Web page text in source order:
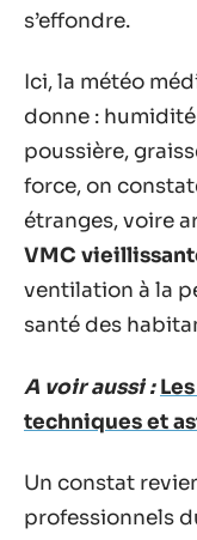
s’effondre.
Ici, la météo
donne :
poussière,
force, on
étranges, voire
VMC
ventilation à la
santé des
A voir aussi :
techniques et
Un constat
professionnels